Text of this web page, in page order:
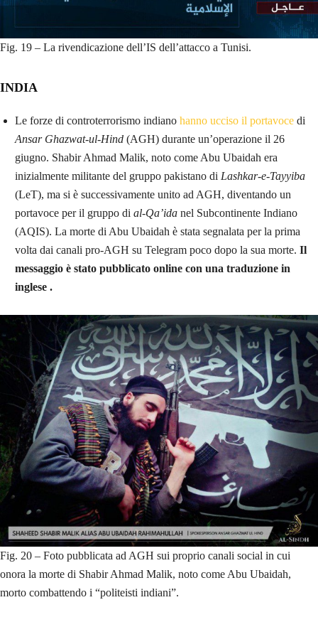
Fig. 19 – La rivendicazione dell’IS dell’attacco a Tunisi.
INDIA
Le forze di controterrorismo indiano hanno ucciso il portavoce di
Ansar Ghazwat-ul-Hind (AGH) durante un’operazione il 26
giugno. Shabir Ahmad Malik, noto come Abu Ubaidah era
inizialmente militante del gruppo pakistano di Lashkar-e-Tayyiba
(LeT), ma si è successivamente unito ad AGH, diventando un
portavoce per il gruppo di al-Qa’ida nel Subcontinente Indiano
(AQIS). La morte di Abu Ubaidah è stata segnalata per la prima
volta dai canali pro-AGH su Telegram poco dopo la sua morte. Il
messaggio è stato pubblicato online con una traduzione in
inglese .
Fig. 20 – Foto pubblicata ad AGH sui proprio canali social in cui
onora la morte di Shabir Ahmad Malik, noto come Abu Ubaidah,
morto combattendo i “politeisti indiani”.